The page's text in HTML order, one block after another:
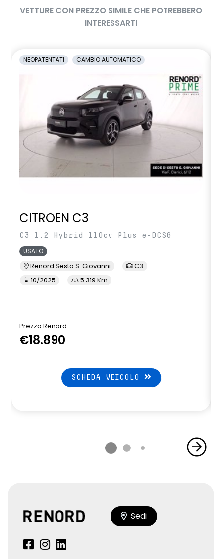
VETTURE CON PREZZO SIMILE CHE POTREBBERO
INTERESSARTI
NEOPATENTATI CAMBIO AUTOMATICO
CITROEN C3
C3 1.2 Hybrid 110cv Plus e-DCS6
USATO
Renord Sesto S. Giovanni
C3
10/2025
5.319 Km
Prezzo Renord
€18.890
SCHEDA VEICOLO
Sedi